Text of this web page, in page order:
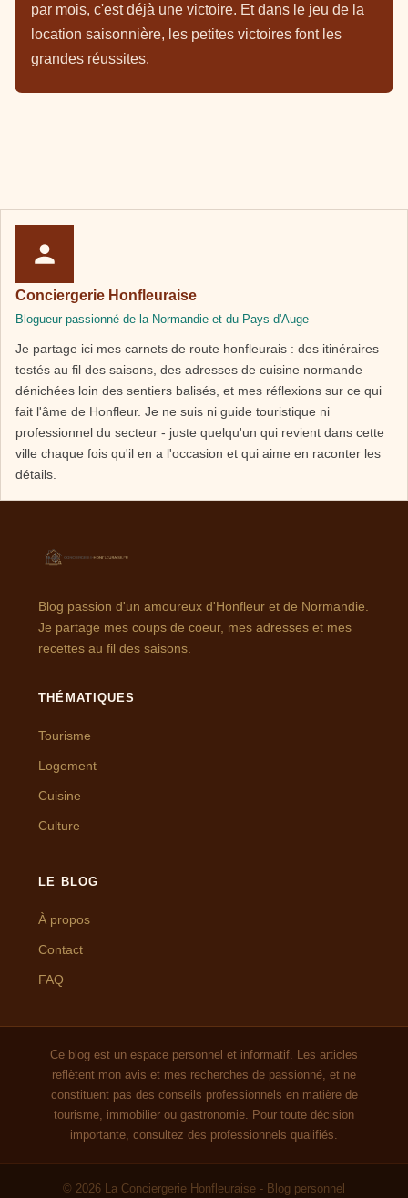
par mois, c'est déjà une victoire. Et dans le jeu de la
location saisonnière, les petites victoires font les
grandes réussites.
Conciergerie Honfleuraise
Blogueur passionné de la Normandie et du Pays d'Auge
Je partage ici mes carnets de route honfleurais : des itinéraires
testés au fil des saisons, des adresses de cuisine normande
dénichées loin des sentiers balisés, et mes réflexions sur ce qui
fait l'âme de Honfleur. Je ne suis ni guide touristique ni
professionnel du secteur - juste quelqu'un qui revient dans cette
ville chaque fois qu'il en a l'occasion et qui aime en raconter les
détails.
Blog passion d'un amoureux d'Honfleur et de Normandie.
Je partage mes coups de coeur, mes adresses et mes
recettes au fil des saisons.
THÉMATIQUES
Tourisme
Logement
Cuisine
Culture
LE BLOG
À propos
Contact
FAQ
Ce blog est un espace personnel et informatif. Les articles
reflètent mon avis et mes recherches de passionné, et ne
constituent pas des conseils professionnels en matière de
tourisme, immobilier ou gastronomie. Pour toute décision
importante, consultez des professionnels qualifiés.
© 2026 La Conciergerie Honfleuraise - Blog personnel